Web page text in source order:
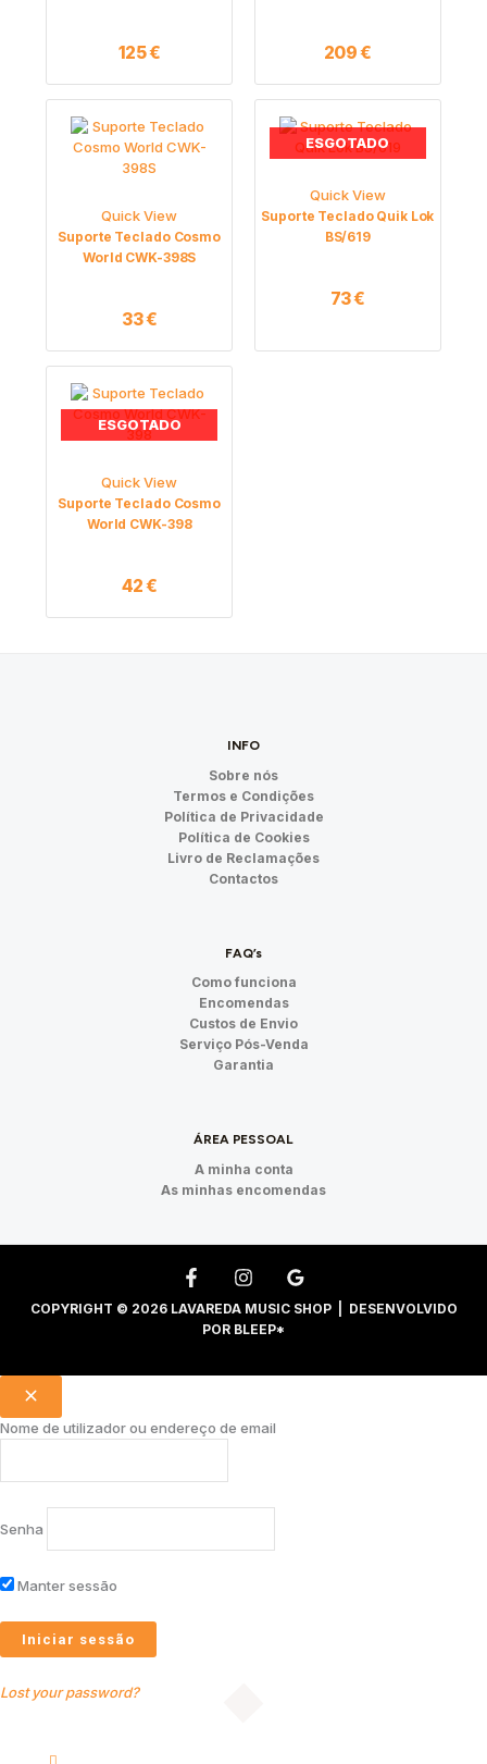
125€ 209€
Quick View
Suporte Teclado Cosmo
World CWK-398S
33€
ESGOTADO
Quick View
Suporte Teclado Quik Lok
BS/619
73€
ESGOTADO
Quick View
Suporte Teclado Cosmo
World CWK-398
42€
INFO
Sobre nós
Termos e Condições
Política de Privacidade
Política de Cookies
Livro de Reclamações
Contactos
FAQ’s
Como funciona
Encomendas
Custos de Envio
Serviço Pós-Venda
Garantia
ÁREA PESSOAL
A minha conta
As minhas encomendas
COPYRIGHT © 2026 LAVAREDA MUSIC SHOP | DESENVOLVIDO
POR BLEEP*
Nome de utilizador ou endereço de email
Senha
Manter sessão
Lost your password?